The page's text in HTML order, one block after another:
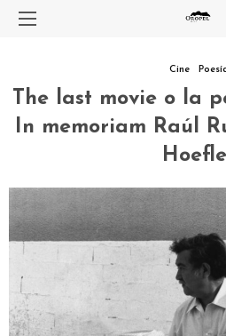
Cine
The last movie o la
In memoriam Raúl